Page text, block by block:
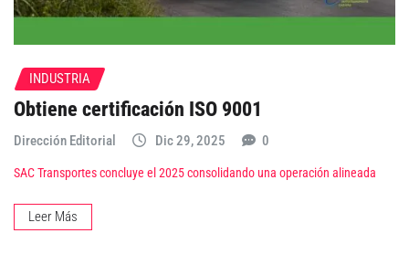
INDUSTRIA
Obtiene certificación ISO 9001
Dirección Editorial Dic 29, 2025 0
SAC Transportes concluye el 2025 consolidando una operación alineada
Leer Más